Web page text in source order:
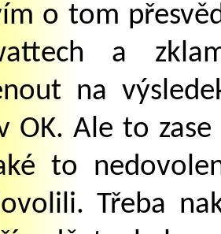
o tom
a
na
OK. Ale to
to
Třeba